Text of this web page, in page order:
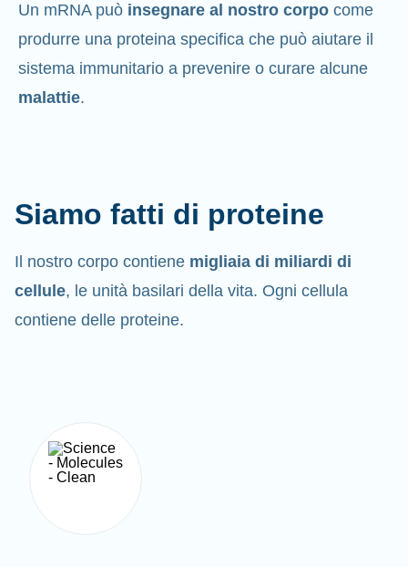
Un mRNA può insegnare al nostro corpo come
produrre una proteina specifica che può aiutare il
sistema immunitario a prevenire o curare alcune
malattie.
Siamo fatti di proteine
Il nostro corpo contiene migliaia di miliardi di
cellule, le unità basilari della vita. Ogni cellula
contiene delle proteine.